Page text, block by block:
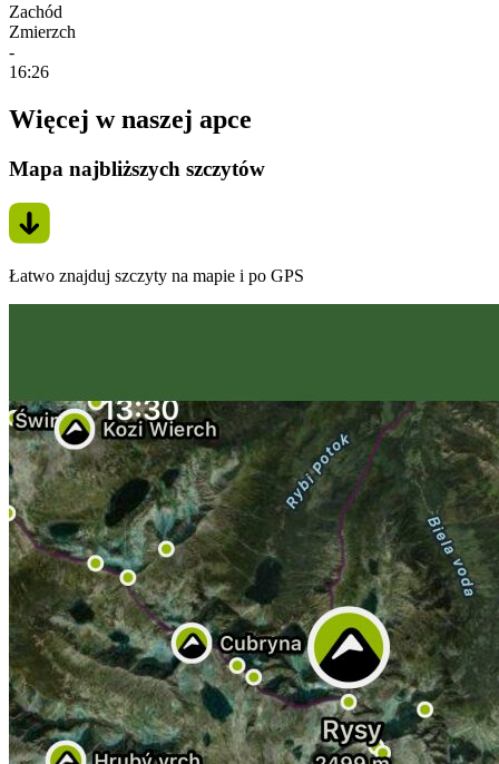
Zachód
Zmierzch
-
16:26
Więcej w naszej apce
Mapa najbliższych szczytów
Łatwo znajduj szczyty na mapie i po GPS